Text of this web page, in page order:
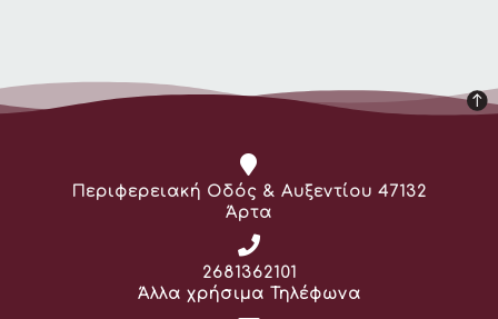
Διεύθυνση:
Περιφερειακή Οδός & Αυξεντίου 47132
Άρτα
Τηλέφωνο:
2681362101
Άλλα χρήσιμα Τηλέφωνα